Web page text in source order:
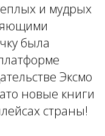
и мудрых
была
Эксмо
новые книги
страны!